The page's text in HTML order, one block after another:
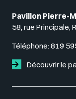
Pavillon Pierre-
58, rue Principale,
Téléphone: 819
Découvrir le